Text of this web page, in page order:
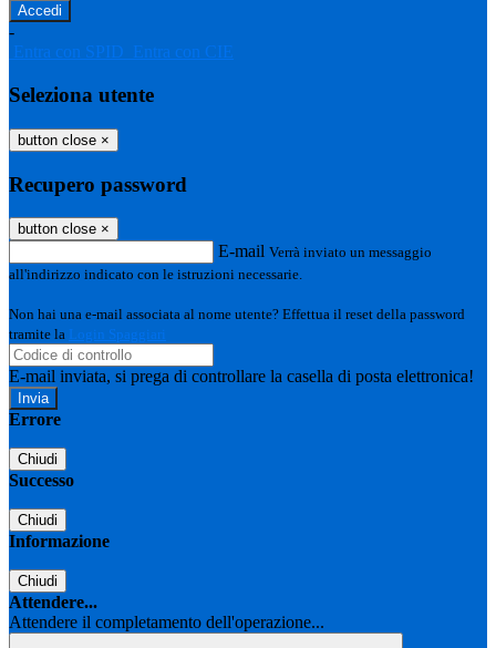
-
Entra con SPID
Entra con CIE
Seleziona utente
button close ×
Recupero password
button close ×
E-mail Verrà inviato un messaggio
all'indirizzo indicato con le istruzioni necessarie.
Non hai una e-mail associata al nome utente? Effettua il reset della password
tramite la Login Spaggiari
E-mail inviata, si prega di controllare la casella di posta elettronica!
Errore
Chiudi
Successo
Chiudi
Informazione
Chiudi
Attendere...
Attendere il completamento dell'operazione...